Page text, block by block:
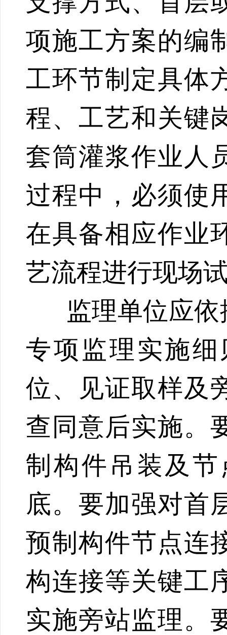
项施工方案的编
工环节制定具体
程、工艺和关键
套筒灌浆作业人
过程中，必须使
在具备相应作业
艺流程进行现场
监理单位应
专项监理实施
位、见证取样及
查同意后实施。
制构件吊装及
底。要加强对首
预制构件节点连
构连接等关键工
实施旁站监理。